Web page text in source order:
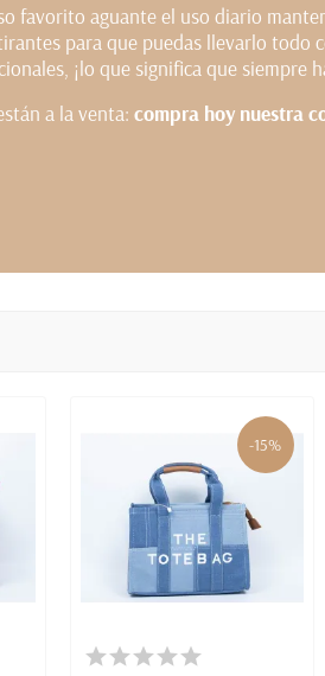
favorito aguante el uso diario
para que puedas llevarlo todo
¡lo que significa que siempre
a la venta: compra hoy nuestra
-15%